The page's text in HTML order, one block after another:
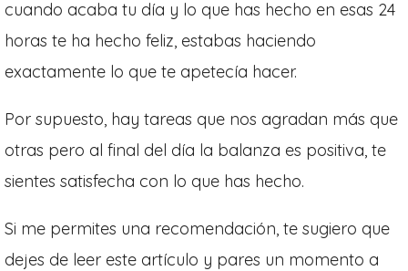
cuando acaba tu día y lo que has hecho en esas 24
horas te ha hecho feliz, estabas haciendo
exactamente lo que te apetecía hacer.
Por supuesto, hay tareas que nos agradan más que
otras pero al final del día la balanza es positiva, te
sientes satisfecha con lo que has hecho.
Si me permites una recomendación, te sugiero que
dejes de leer este artículo y pares un momento a